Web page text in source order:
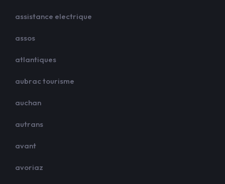
assistance electrique
assos
atlantiques
aubrac tourisme
auchan
autrans
avant
avoriaz